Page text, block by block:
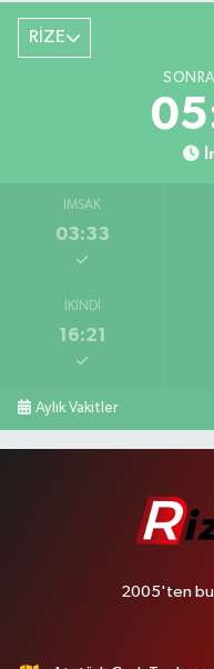
RİZE
İMSAK
03:33
İKINDI
16:21
Aylık Vakitler
2005'ten bu